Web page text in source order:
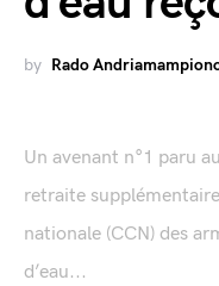
by Rado
Un avenant n°1 paru
retraite
nationale (CCN) des
d’eau...